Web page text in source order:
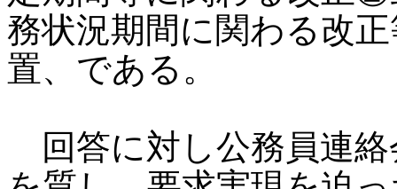
務状況期間に関わる改
置、である。
回答に対し公務員連絡